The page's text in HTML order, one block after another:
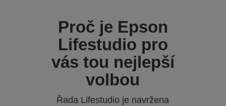
Proč je Epson
Lifestudio pro
vás tou nejlepší
volbou
Řada Lifestudio je navržena